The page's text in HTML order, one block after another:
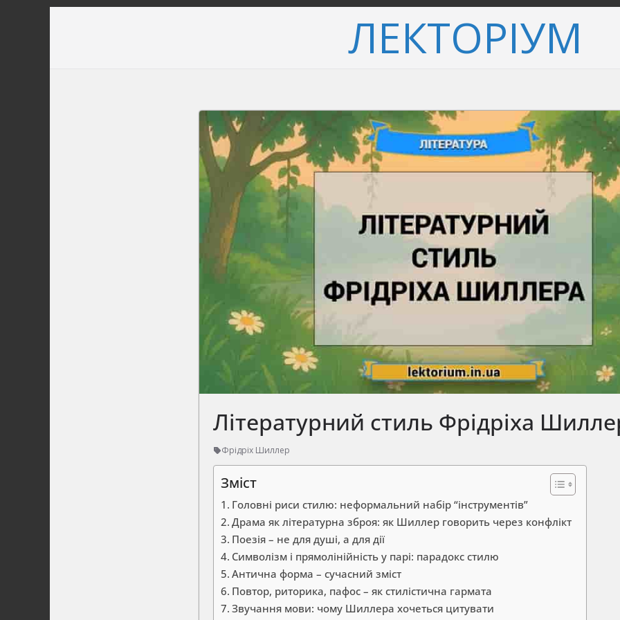
ЛЕКТОРІУМ
Літературний стиль Фрідріха
Фрідріх Шиллер
Зміст
Головні риси стилю: неформальний набір “інструментів”
Драма як літературна зброя: як Шиллер говорить через конфлікт
Поезія – не для душі, а для дії
Символізм і прямолінійність у парі: парадокс стилю
Антична форма – сучасний зміст
Повтор, риторика, пафос – як стилістична гармата
Звучання мови: чому Шиллера хочеться цитувати